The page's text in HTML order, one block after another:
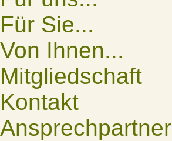
Für Sie...
Von Ihnen...
Mitgliedschaft
Kontakt
Ansprechpartner